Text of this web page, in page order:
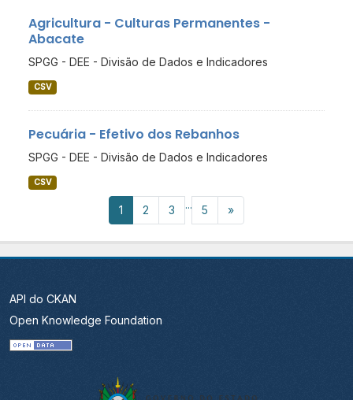
Agricultura - Culturas Permanentes -
Abacate
SPGG - DEE - Divisão de Dados e Indicadores
CSV
Pecuária - Efetivo dos Rebanhos
SPGG - DEE - Divisão de Dados e Indicadores
CSV
1 2 3 ... 5 »
API do CKAN
Open Knowledge Foundation